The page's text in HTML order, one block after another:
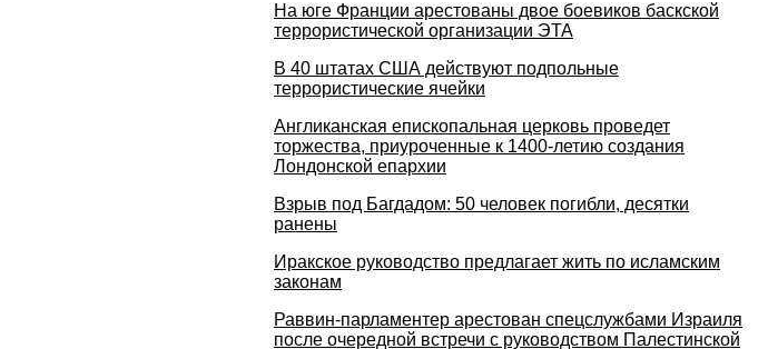
На юге Франции арестованы двое боевиков баскской
террористической организации ЭТА
В 40 штатах США действуют подпольные
террористические ячейки
Англиканская епископальная церковь проведет
торжества, приуроченные к 1400-летию создания
Лондонской епархии
Взрыв под Багдадом: 50 человек погибли, десятки
ранены
Иракское руководство предлагает жить по исламским
законам
Раввин-парламентер арестован спецслужбами Израиля
после очередной встречи с руководством Палестинской